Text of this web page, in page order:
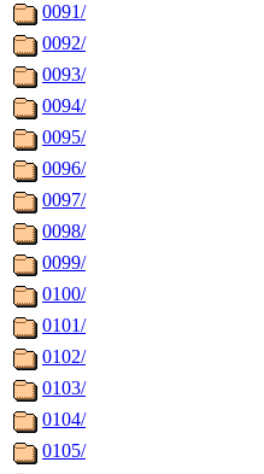
0091/
0092/
0093/
0094/
0095/
0096/
0097/
0098/
0099/
0100/
0101/
0102/
0103/
0104/
0105/